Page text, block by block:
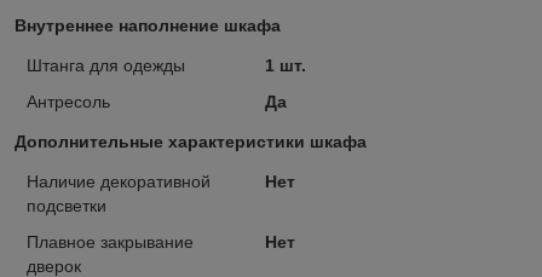
Внутреннее наполнение шкафа
Штанга для одежды
1 шт.
Антресоль
Да
Дополнительные характеристики шкафа
Наличие декоративной
подсветки
Нет
Плавное закрывание
дверок
Нет